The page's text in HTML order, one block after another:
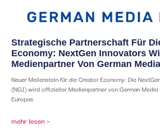
Strategische Partnerschaft Für
Economy: NextGen Innovators
Medienpartner Von German
Neuer Meilenstein für die Creator Economy: Die
(NGI) wird offizieller Medienpartner von German Media
Europas
mehr lesen >